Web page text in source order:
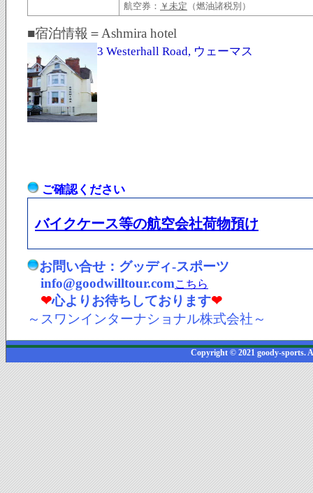
航空券： ￥未定 （燃油諸税別）
■宿泊情報＝Ashmira hotel
3 Westerhall Road, ウェーマス
ご確認ください
バイクケース等の航空会社荷物預け
お問い合せ：グッディ-スポーツ
info@goodwilltour.comこちら
❤心よりお待ちしております❤
～スワンインターナショナル株式会社～
Copyright © 2021 goody-sports.